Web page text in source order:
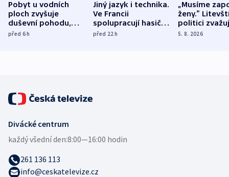
Pobyt u vodních
ploch zvyšuje
duševní pohodu,
ukázala
před 6h
Jiný jazyk i technika.
Ve Francii
spolupracují hasiči z
různých zemí
před 22h
„Musíme
ženy.“
politici
dohodu o
5. 8. 2026
Divácké centrum
každý všední den:8:00—16:00 hodin
261 136 113
info@ceskatelevize.cz